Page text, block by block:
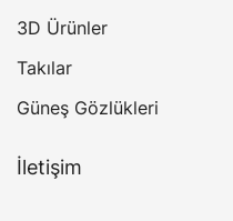
3D Ürünler
Takılar
Güneş Gözlükleri
İletişim